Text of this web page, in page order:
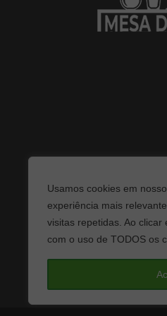
Usamos cookies em
experiência mais
visitas repetidas. Ao clicar
com o uso de TODOS os